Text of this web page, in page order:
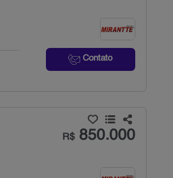
Contato
R$850.000